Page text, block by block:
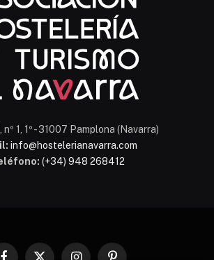
1, 1º - 31007 Pamplona (Navarra)
info@hostelerianavarra.com
(+34) 948 268412